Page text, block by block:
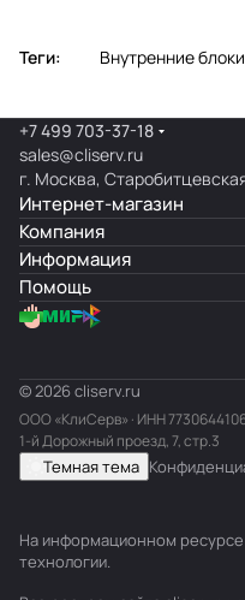
Теги: Внутренние блоки
+7 499 703-37-18
sales@cliserv.ru
г. Москва,
Интернет-магазин
Компания
Информация
Помощь
© 2026 cliserv.ru
ООО «КлиСерв» · ИНН
1-й Дорожный проезд, 7, стр.3
Темная тема
На информационном
технологии.